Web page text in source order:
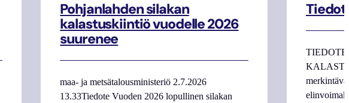
Pohjanlahden silakan
kalastuskiintiö vuodelle 2026
suurenee
maa- ja metsätalousministeriö 2.7.2026
13.33Tiedote Vuoden 2026 lopullinen silakan